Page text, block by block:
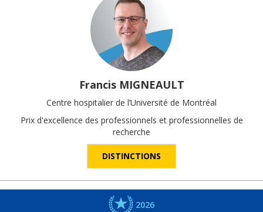
Francis MIGNEAULT
Centre hospitalier de l’Université de Montréal
Prix d'excellence des professionnels et professionnelles de
recherche
DISTINCTIONS
2026